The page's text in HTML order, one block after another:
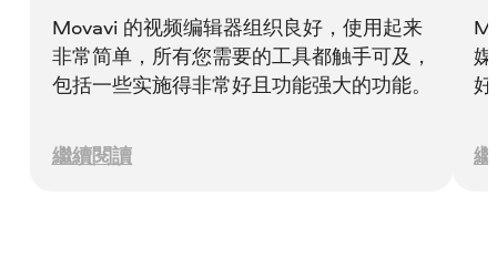
Movavi 的视频编辑器组织良好，使用起来
非常简单，所有您需要的工具都触手可及，
包括一些实施得非常好且功能强大的功能。
繼續閱讀